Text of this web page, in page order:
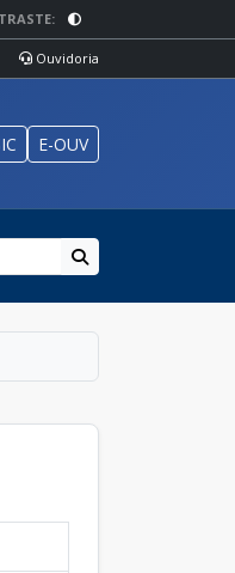
Ouvidoria
E-OUV